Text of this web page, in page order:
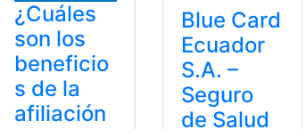
¿Cuáles
son los
beneficio
s de la
afiliación
Blue Card
Ecuador
S.A. –
Seguro
de Salud